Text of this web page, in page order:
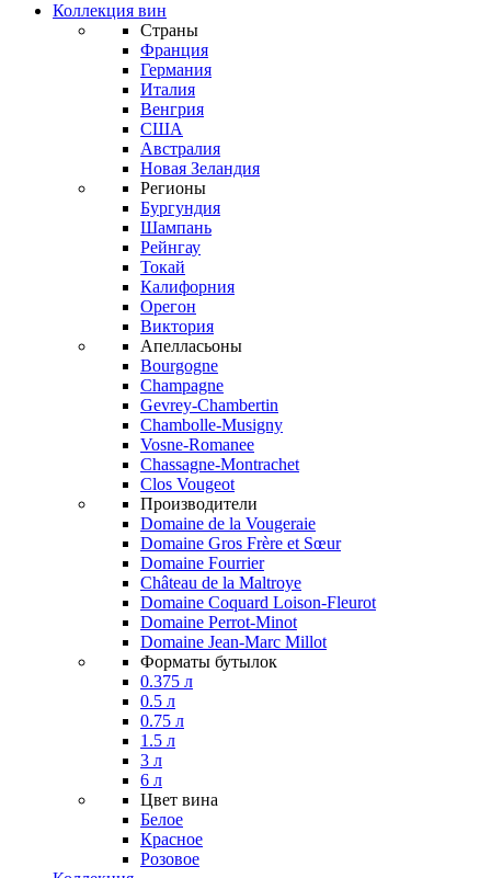
Коллекция вин
Страны
Франция
Германия
Италия
Венгрия
США
Австралия
Новая Зеландия
Регионы
Бургундия
Шампань
Рейнгау
Токай
Калифорния
Орегон
Виктория
Апелласьоны
Bourgogne
Champagne
Gevrey-Chambertin
Chambolle-Musigny
Vosne-Romanee
Chassagne-Montrachet
Clos Vougeot
Производители
Domaine de la Vougeraie
Domaine Gros Frère et Sœur
Domaine Fourrier
Château de la Maltroye
Domaine Coquard Loison-Fleurot
Domaine Perrot-Minot
Domaine Jean-Marc Millot
Форматы бутылок
0.375 л
0.5 л
0.75 л
1.5 л
3 л
6 л
Цвет вина
Белое
Красное
Розовое